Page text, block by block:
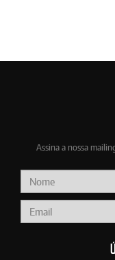
Assina a nossa